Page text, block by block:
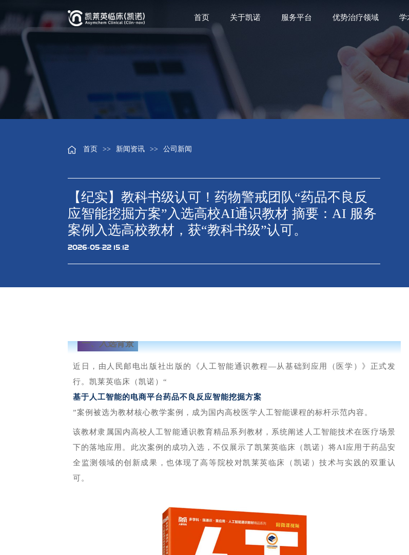
首页 关于凯诺 服务平台 优势治疗领域 学
首页 >> 新闻资讯 >> 公司新闻
【纪实】教科书级认可！药物警戒团队“药品不良反
应智能挖掘方案”入选高校AI通识教材 摘要：AI 服务
案例入选高校教材，获“教科书级”认可。
2026-05-22 15:12
一、入选背景
近日，由人民邮电出版社出版的《人工智能通识教程—从基础到应用（医学）》正式发
行。凯莱英临床（凯诺）“
基于人工智能的电商平台药品不良反应智能挖掘方案
”案例被选为教材核心教学案例，成为国内高校医学人工智能课程的标杆示范内容。
该教材隶属国内高校人工智能通识教育精品系列教材，系统阐述人工智能技术在医疗场景
下的落地应用。此次案例的成功入选，不仅展示了凯莱英临床（凯诺）将AI应用于药品安
全监测领域的创新成果，也体现了高等院校对凯莱英临床（凯诺）技术与实践的双重认
可。